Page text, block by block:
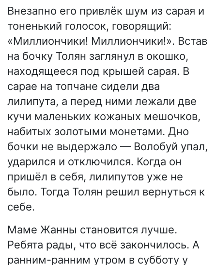
Внезапно его привлёк шум из сарая и
тоненький голосок, говорящий:
«Миллиончики! Миллиончики!». Встав
на бочку Толян заглянул в окошко,
находящееся под крышей сарая. В
сарае на топчане сидели два
лилипута, а перед ними лежали две
кучи маленьких кожаных мешочков,
набитых золотыми монетами. Дно
бочки не выдержало — Волобуй упал,
ударился и отключился. Когда он
пришёл в себя, лилипутов уже не
было. Тогда Толян решил вернуться к
себе.
Маме Жанны становится лучше.
Ребята рады, что всё закончилось. А
ранним-ранним утром в субботу у